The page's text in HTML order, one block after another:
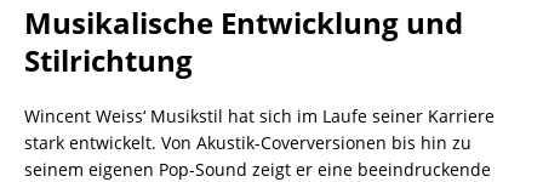
Musikalische Entwicklung und
Stilrichtung
Wincent Weiss‘ Musikstil hat sich im Laufe seiner Karriere
stark entwickelt. Von Akustik-Coverversionen bis hin zu
seinem eigenen Pop-Sound zeigt er eine beeindruckende